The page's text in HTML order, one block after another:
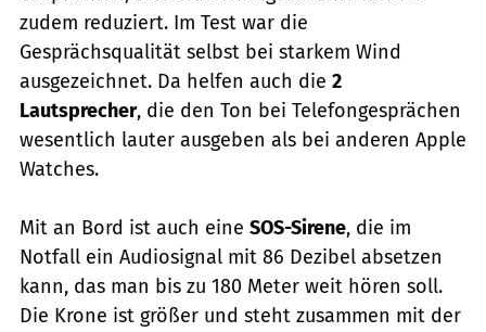
zudem reduziert. Im Test war die
Gesprächsqualität selbst bei starkem Wind
ausgezeichnet. Da helfen auch die 2
Lautsprecher, die den Ton bei Telefongesprächen
wesentlich lauter ausgeben als bei anderen Apple
Watches.
Mit an Bord ist auch eine SOS-Sirene, die im
Notfall ein Audiosignal mit 86 Dezibel absetzen
kann, das man bis zu 180 Meter weit hören soll.
Die Krone ist größer und steht zusammen mit der